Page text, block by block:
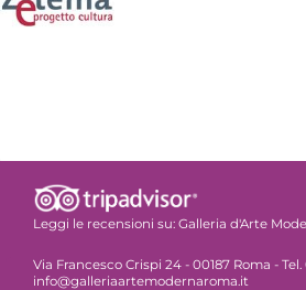
Leggi le recensioni su: Galleria d'Arte
Via Francesco Crispi 24 - 00187 Roma -
info@galleriaartemodernaroma.it